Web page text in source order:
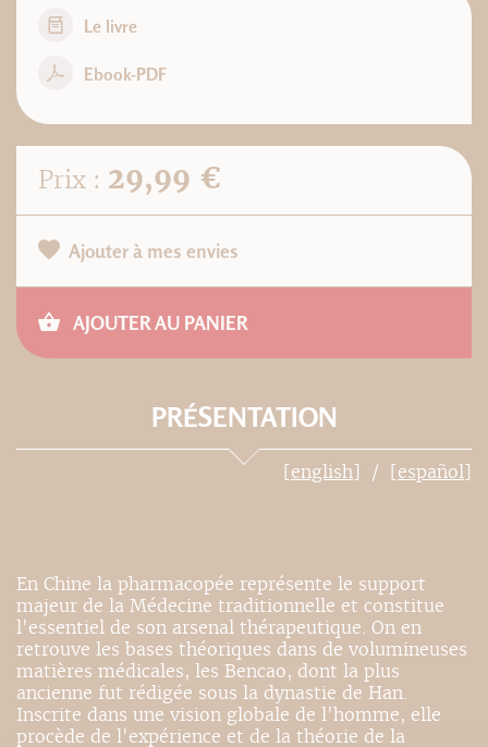
Le livre
Ebook-PDF
Prix : 29,99 €
Ajouter à mes envies
AJOUTER AU PANIER
PRÉSENTATION
[english] [español]
En Chine la pharmacopée représente le support
majeur de la Médecine traditionnelle et constitue
l'essentiel de son arsenal thérapeutique. On en
retrouve les bases théoriques dans de volumineuses
matières médicales, les Bencao, dont la plus
ancienne fut rédigée sous la dynastie de Han.
Inscrite dans une vision globale de l'homme, elle
procède de l'expérience et de la théorie de la